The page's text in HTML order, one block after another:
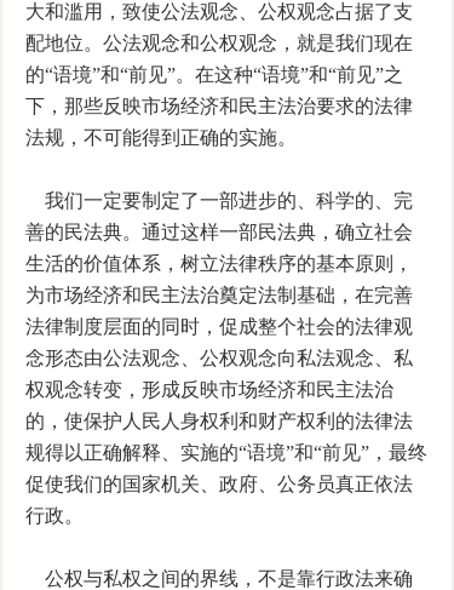
大和滥用，致使公法观念、公权观念占据了支
配地位。公法观念和公权观念，就是我们现在
的“语境”和“前见”。在这种“语境”和“前见”之
下，那些反映市场经济和民主法治要求的法律
法规，不可能得到正确的实施。
我们一定要制定了一部进步的、科学的、完
善的民法典。通过这样一部民法典，确立社会
生活的价值体系，树立法律秩序的基本原则，
为市场经济和民主法治奠定法制基础，在完善
法律制度层面的同时，促成整个社会的法律观
念形态由公法观念、公权观念向私法观念、私
权观念转变，形成反映市场经济和民主法治
的，使保护人民人身权利和财产权利的法律法
规得以正确解释、实施的“语境”和“前见”，最终
促使我们的国家机关、政府、公务员真正依法
行政。
公权与私权之间的界线，不是靠行政法来确